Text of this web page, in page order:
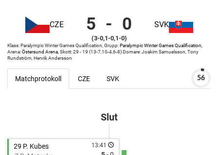
vs
Slovakia
Östersund
Östersund
Arena
CZE 5 - 0
(3-0,1-0,1-0)
SVK
Klass: Paralympic Winter Games Qualification, Grupp:Paralympic Winter Games Qualification,
Arena:Östersund Arena, Skott: 29 - 19 (13-7,10-4,6-8) Domare: Joakim Samuelsson, Tony
Rundström, Henrik Andersson
Matchprotokoll CZE SVK 56
Slut
29 P. Kubes
13:41